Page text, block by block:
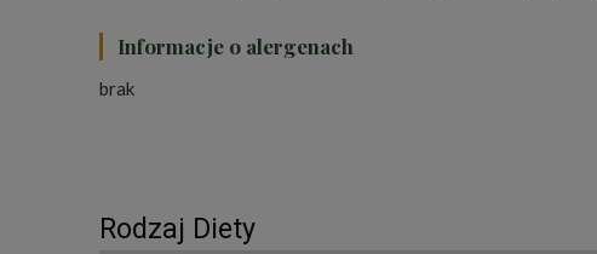
Informacje o alergenach
brak
Rodzaj Diety